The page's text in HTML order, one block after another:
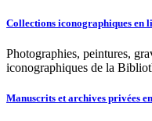
Collections iconographiques en
Photographies, peintures,
iconographiques de la
Manuscrits et archives privées